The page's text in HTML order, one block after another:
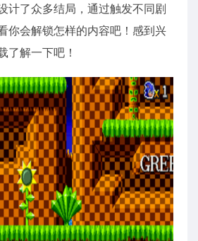
计了众多结局，通过触发不同剧
你会解锁怎样的内容吧！感到兴
了解一下吧！